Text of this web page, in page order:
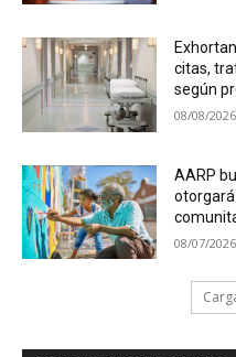
citas,
según
08/08/2026
AARP
08/07/2026